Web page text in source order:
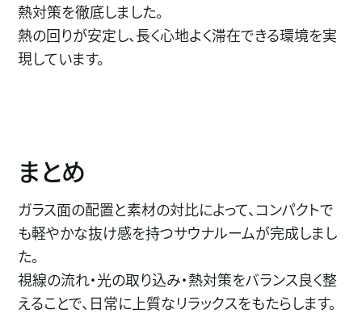
熱対策を徹底しました。
熱の回りが安定し、長く心地よく滞在できる環境を実
現しています。
まとめ
ガラス面の配置と素材の対比によって、コンパクトで
も軽やかな抜け感を持つサウナルームが完成しまし
た。
視線の流れ・光の取り込み・熱対策をバランス良く整
えることで、日常に上質なリラックスをもたらします。